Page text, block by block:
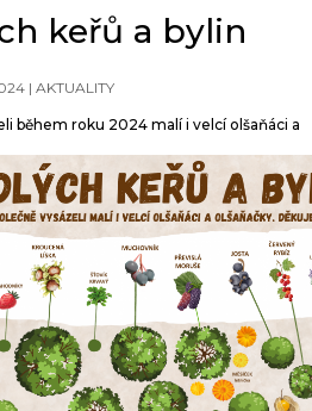
keřů a bylin
| AKTUALITY
během roku 2024 malí i velcí olšaňáci a